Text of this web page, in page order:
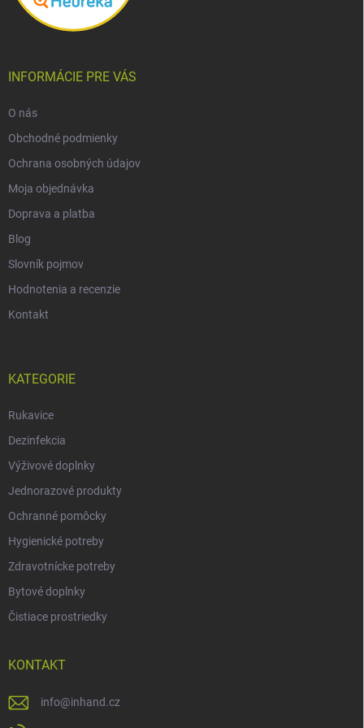
INFORMÁCIE PRE VÁS
O nás
Obchodné podmienky
Ochrana osobných údajov
Moja objednávka
Doprava a platba
Blog
Slovník pojmov
Hodnotenia a recenzie
Kontakt
KATEGORIE
Rukavice
Dezinfekcia
Výživové doplnky
Jednorazové produkty
Ochranné pomôcky
Hygienické potreby
Zdravotnícke potreby
Bytové doplnky
Čistiace prostriedky
KONTAKT
info@inhand.cz